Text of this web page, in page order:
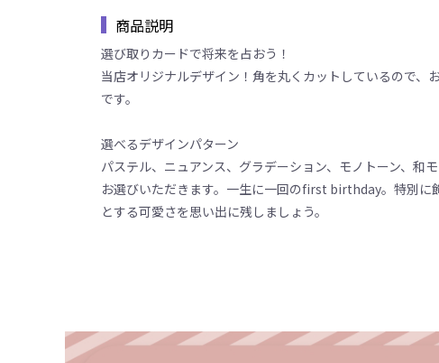
商品説明
選び取りカードで将来を占おう！
当店オリジナルデザイン！角を丸くカットしているので、
です。
選べるデザインパターン
パステル、ニュアンス、グラデーション、モノトーン、和
お選びいただきます。一生に一回のfirst birthday。特別に
とする可愛さを思い出に残しましょう。